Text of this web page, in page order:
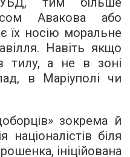
Авакова або
їх носію моральне
Навіть якщо
тилу, а не в зоні
в Маріуполі чи
зокрема й
націоналістів біля
ініційована